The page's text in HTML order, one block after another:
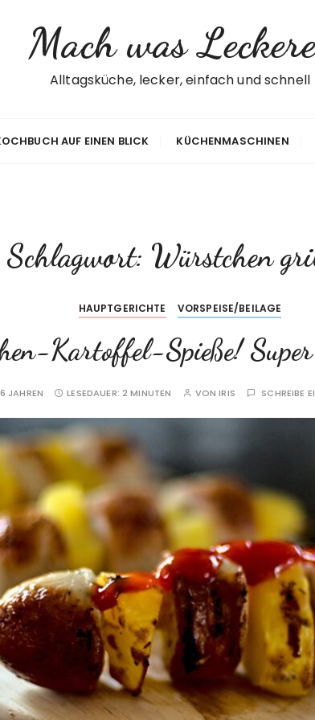
Mach was
Alltagsküche, lecker, einfach und schnell
AUF EINEN BLICK KÜCHENMASCHINEN
Schlagwort: Würstchen
HAUPTGERICHTE VORSPEISE/BEILAGE
Kartoffel-Spieße!
JAHREN LESEDAUER: 2 MINUTEN VONIRIS SCHREIBE